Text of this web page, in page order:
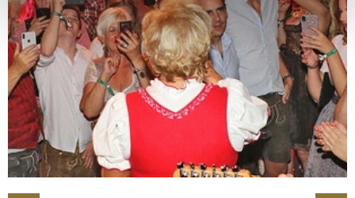
bestimmten Merkmalen (Fingerprinting) identifizieren
Erfahren Sie mehr darüber, wie Ihre persönlichen Daten
verarbeitet werden, und legen Sie Ihre Präferenzen im
Abschnitt Einzelheitenfest.
Wir verwenden Cookies, um Inhalte und Anzeigen zu
personalisieren, Funktionen für soziale Medien anbieten
zu können und die Zugriffe auf unsere Website zu
analysieren. Außerdem geben wir Informationen zu Ihrer
Verwendung unserer Website an unsere Partner für